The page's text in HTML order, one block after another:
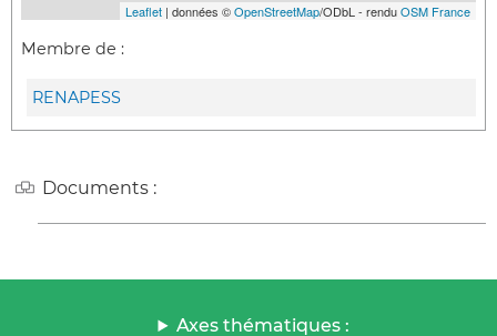
Leaflet | données ©OpenStreetMap/ODbL - renduOSM France
Membre de :
RENAPESS
Documents :
Axes thématiques :